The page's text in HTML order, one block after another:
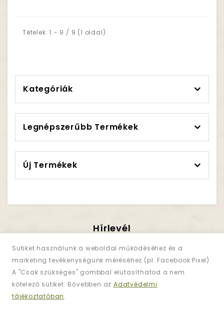
Sütiket használunk a weboldal működéséhez és a
marketing tevékenységünk méréséhez (pl. Facebook Pixel).
A "Csak szükséges" gombbal elutasíthatod a nem
kötelező sütiket. Bővebben az Adatvédelmi
tájékoztatóban.
Tételek: 1 - 9 / 9 (1 oldal)
Kategóriák
Legnépszerűbb Termékek
Új Termékek
Hírlevél
Iratkozzon Fel!
Regisztráljon és iratkozzon fel
az akciókért!